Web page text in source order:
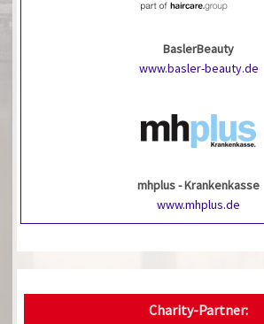
BaslerBeauty
www.basler-beauty.de
mhplus - Krankenkasse
www.mhplus.de
Charity-Partner: